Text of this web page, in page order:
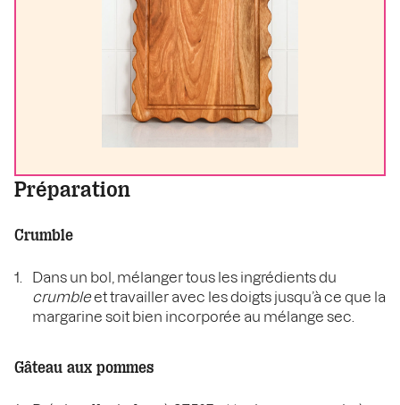
Préparation
Crumble
Dans un bol, mélanger tous les ingrédients du
crumbleet travailler avec les doigts jusqu’à ce que la
margarine soit bien incorporée au mélange sec.
Gâteau aux pommes